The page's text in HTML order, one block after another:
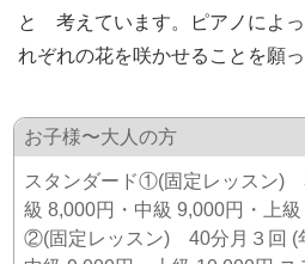
と 考えています。ピアノによ
れぞれの花を咲かせることを願っ
お子様〜大人の方
スタンダード①(固定レッスン)
級 8,000円・中級 9,000円・上
②(固定レッスン) 40分月３回 (